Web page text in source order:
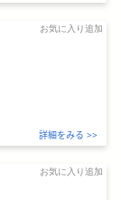
お気に入り追加
詳細をみる >>
お気に入り追加